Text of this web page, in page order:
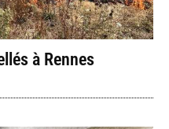
à Rennes